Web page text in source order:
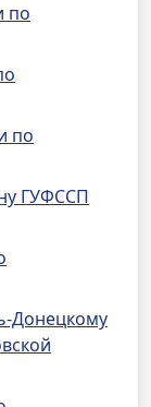
по
по
ГУФССП
Донецкому